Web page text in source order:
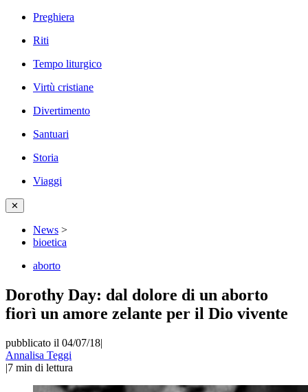
Preghiera
Riti
Tempo liturgico
Virtù cristiane
Divertimento
Santuari
Storia
Viaggi
✕
News >
bioetica
aborto
Dorothy Day: dal dolore di un aborto
fiorì un amore zelante per il Dio vivente
pubblicato il 04/07/18|
Annalisa Teggi
|7 min di lettura